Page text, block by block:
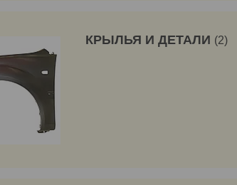
КРЫЛЬЯ И ДЕТАЛИ 2